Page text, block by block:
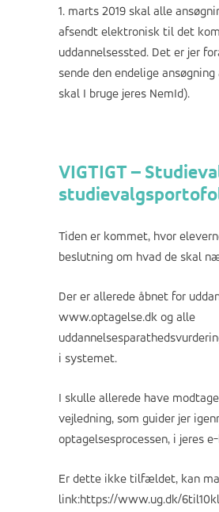
1. marts 2019 skal alle
afsendt elektronisk til det
uddannelsessted. Det er jer
sende den endelige
skal I bruge jeres NemId).
VIGTIGT –
Tiden er kommet, hvor
beslutning om hvad de skal
Der er allerede åbnet for
www.optagelse.dk og alle
i systemet.
I skulle allerede have
vejledning, som guider jer
optagelsesprocessen, i jeres
Er dette ikke tilfældet, kan
link:https://www.ug.dk/